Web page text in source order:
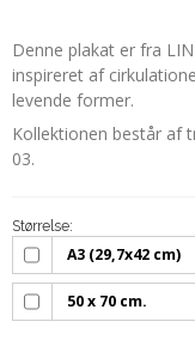
Denne plakat er fra
inspireret af
levende former.
Kollektionen består af
03.
Størrelse:
A3 (29,7x42 cm)
50 x 70 cm.